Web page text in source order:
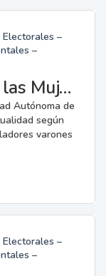
–
–
Participación Política de las Mujeres en la Legislatura
Autónoma de
según
varones
–
–